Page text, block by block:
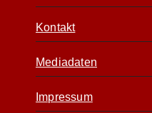
Kontakt
Mediadaten
Impressum